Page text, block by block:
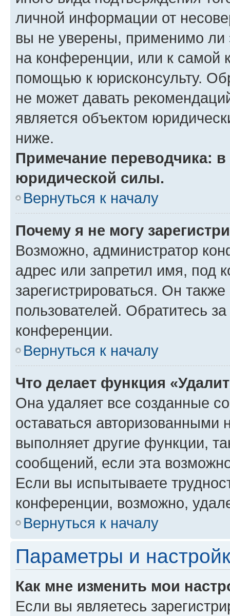
личной информации от
вы не уверены, применимо ли
на конференции, или к самой
помощью к юрисконсульту.
не может давать
является объектом
ниже.
Примечание переводчика:
юридической силы.
Вернуться к началу
Почему я не могу
Возможно, администратор
адрес или запретил имя, под
зарегистрироваться. Он
пользователей. Обратитесь
конференции.
Вернуться к началу
Что делает функция
Она удаляет все созданные
оставаться авторизованными
выполняет другие функции,
сообщений, если эта
Если вы испытываете
конференции, возможно,
Вернуться к началу
Параметры и
Как мне изменить мои
Если вы являетесь